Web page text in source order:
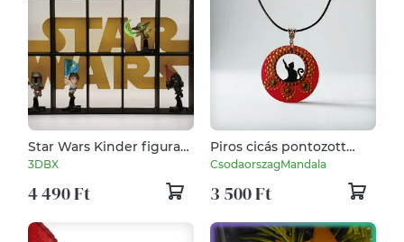
Star Wars Kinder figura
tartó
3DBX
4 490 Ft
Piros cicás pontozott
mandalás nyaklánc
CsodaorszagMandala
3 500 Ft